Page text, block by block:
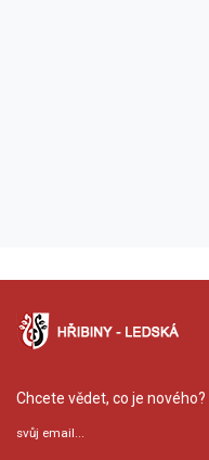
Chcete vědet, co je nového?
svůj email...